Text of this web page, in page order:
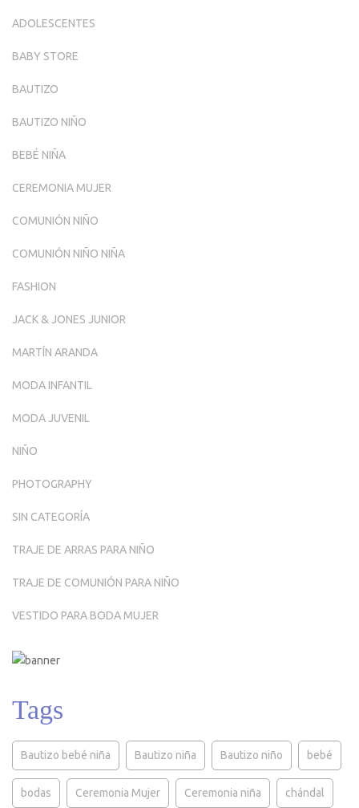
ADOLESCENTES
BABY STORE
BAUTIZO
BAUTIZO NIÑO
BEBÉ NIÑA
CEREMONIA MUJER
COMUNIÓN NIÑO
COMUNIÓN NIÑO NIÑA
FASHION
JACK & JONES JUNIOR
MARTÍN ARANDA
MODA INFANTIL
MODA JUVENIL
NIÑO
PHOTOGRAPHY
SIN CATEGORÍA
TRAJE DE ARRAS PARA NIÑO
TRAJE DE COMUNIÓN PARA NIÑO
VESTIDO PARA BODA MUJER
Tags
Bautizo bebé niña Bautizo niña Bautizo niño bebé
bodas Ceremonia Mujer Ceremonia niña chándal